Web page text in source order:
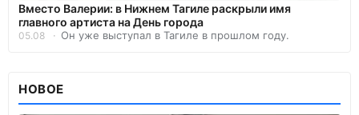
Вместо Валерии: в Нижнем Тагиле раскрыли имя
главного артиста на День города
05.08 Он уже выступал в Тагиле в прошлом году.
НОВОЕ